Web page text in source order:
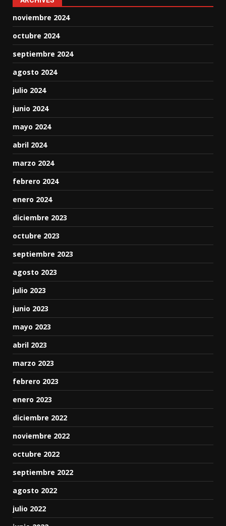
noviembre 2024
octubre 2024
septiembre 2024
agosto 2024
julio 2024
junio 2024
mayo 2024
abril 2024
marzo 2024
febrero 2024
enero 2024
diciembre 2023
octubre 2023
septiembre 2023
agosto 2023
julio 2023
junio 2023
mayo 2023
abril 2023
marzo 2023
febrero 2023
enero 2023
diciembre 2022
noviembre 2022
octubre 2022
septiembre 2022
agosto 2022
julio 2022